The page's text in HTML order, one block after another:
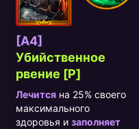
[A4]
Убийственное
рвение [P]
Лечится на 25% своего
максимального
здоровья и заполняет